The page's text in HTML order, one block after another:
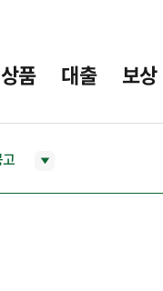
상품 대출 보상